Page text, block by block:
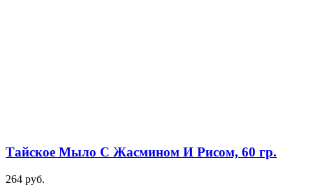
Тайское Мыло С Жасмином И Рисом, 60 гр.
264 руб.